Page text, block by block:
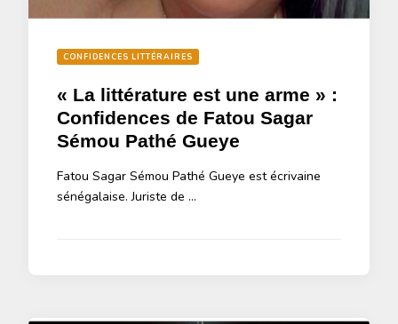
CONFIDENCES LITTÉRAIRES
« La littérature est une arme » :
Confidences de Fatou Sagar
Sémou Pathé Gueye
Fatou Sagar Sémou Pathé Gueye est écrivaine
sénégalaise. Juriste de …